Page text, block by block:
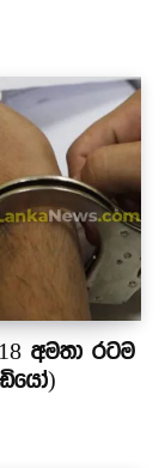
අමතා රටම